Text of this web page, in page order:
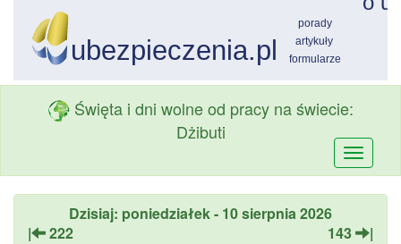
Święta i dni wolne od pracy na świecie:
Dżibuti
Dzisiaj: poniedziałek - 10 sierpnia 2026
|
222 143 |